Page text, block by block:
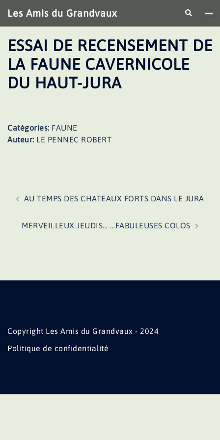
au
contenu
Les Amis du Grandvaux
le
ESSAI DE RECENSEMENT DE
LA FAUNE CAVERNICOLE
DU HAUT-JURA
Catégories: FAUNE
Auteur: LE PENNEC ROBERT
d’article
AU TEMPS DES CHATEAUX FORTS DANS LE JURA
MERVEILLEUX JEUDIS… …FABULEUSES COLOS
Copyright Les Amis du Grandvaux - 2024
Politique de confidentialité